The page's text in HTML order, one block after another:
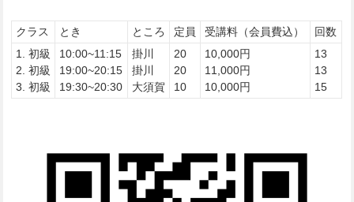
クラス とき ところ 定員 受講料（会員費込）
回数
1. 初級
2. 初級
3. 初級
10:00~11:15
19:00~20:15
19:30~20:30
掛川
掛川
大須賀
20
20
10
10,000円
11,000円
10,000円
13
13
15